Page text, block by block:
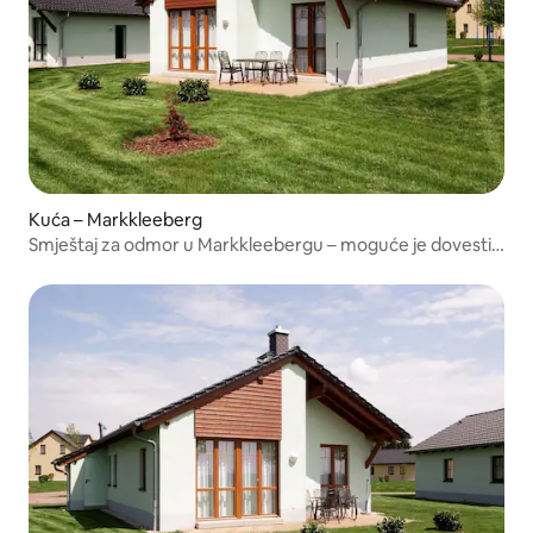
Kuća – Markkleeberg
Smještaj za odmor u Markkleebergu – moguće je dovesti